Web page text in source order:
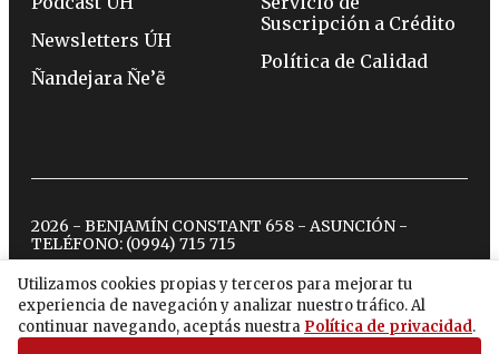
Utilizamos cookies propias y terceros para mejorar tu
experiencia de navegación y analizar nuestro tráfico. Al
continuar navegando, aceptás nuestra Política de privacidad.
Newsletters ÚH
Ñandejara Ñe’ẽ
Suscripción a Crédito
Política de Calidad
2026 - BENJAMÍN CONSTANT 658 - ASUNCIÓN -
TELÉFONO: (0994) 715 715
twitterinstagram
facebook
tiktokyoutubespotify